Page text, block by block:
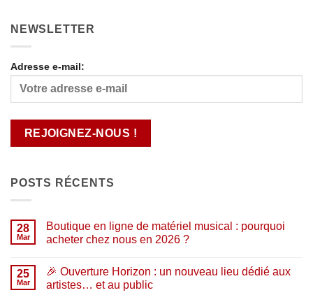
NEWSLETTER
Adresse e-mail:
POSTS RÉCENTS
28
Mar
Boutique en ligne de matériel musical : pourquoi
acheter chez nous en 2026 ?
sur
Boutique
en
25
Mar
🎉 Ouverture Horizon : un nouveau lieu dédié aux
artistes… et au public